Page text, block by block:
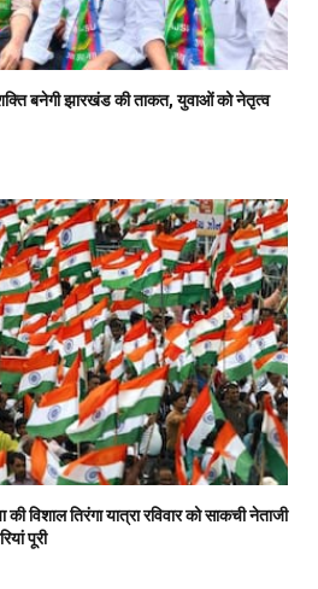
बनेगी झारखंड की ताकत, युवाओं को नेतृत्व
तिरंगा यात्रा रविवार को साकची नेताजी
पूरी